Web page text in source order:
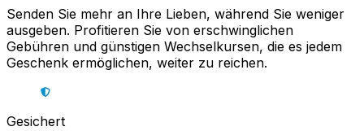
Senden Sie mehr an Ihre Lieben, während Sie weniger
ausgeben. Profitieren Sie von erschwinglichen
Gebühren und günstigen Wechselkursen, die es jedem
Geschenk ermöglichen, weiter zu reichen.
Gesichert